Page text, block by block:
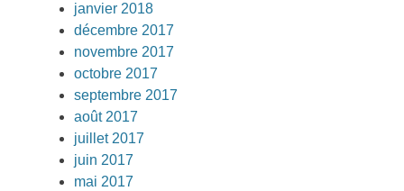
janvier 2018
décembre 2017
novembre 2017
octobre 2017
septembre 2017
août 2017
juillet 2017
juin 2017
mai 2017